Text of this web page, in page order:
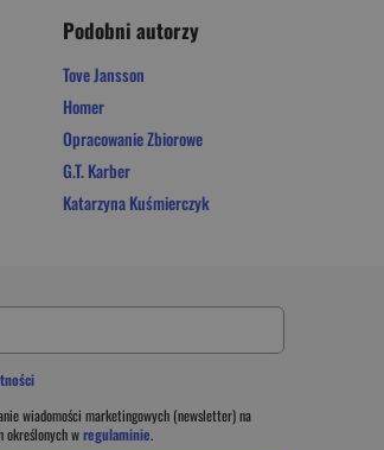
Podobni autorzy
Tove Jansson
Homer
Opracowanie Zbiorowe
G.T. Karber
Katarzyna Kuśmierczyk
wiadomości marketingowych (newsletter) na
określonych wregulaminie.